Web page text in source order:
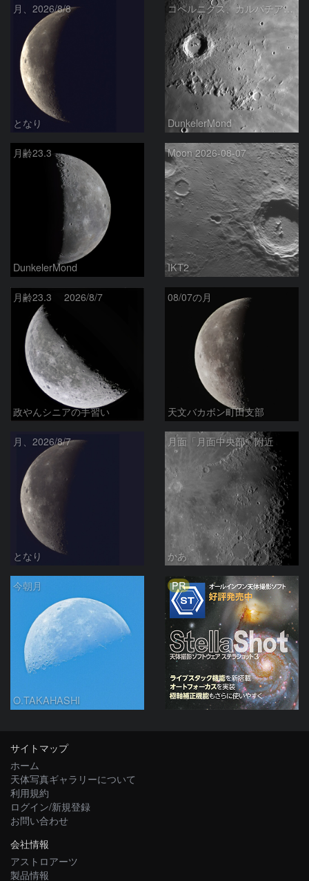
月、2026/8/8
となり
コペルニクス、カルパチア山脈付近
DunkelerMond
月齢23.3
DunkelerMond
Moon 2026-08-07
IKT2
月齢23.3 2026/8/7
政やんシニアの手習い
08/07の月
天文バカボン町田支部
月、2026/8/7
となり
月面「月面中央部」附近
かあ
今朝月
O.TAKAHASHI
PR
サイトマップ
ホーム
天体写真ギャラリーについて
利用規約
ログイン/新規登録
お問い合わせ
会社情報
アストロアーツ
製品情報